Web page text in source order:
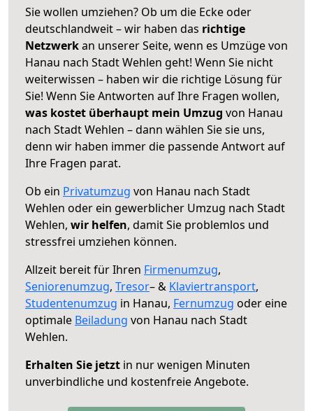
Sie wollen umziehen? Ob um die Ecke oder
deutschlandweit – wir haben das richtige
Netzwerkan unserer Seite, wenn es Umzüge von
Hanau nach Stadt Wehlen geht! Wenn Sie nicht
weiterwissen – haben wir die richtige Lösung für
Sie! Wenn Sie Antworten auf Ihre Fragen wollen,
was kostet überhaupt mein Umzug von Hanau
nach Stadt Wehlen – dann wählen Sie sie uns,
denn wir haben immer die passende Antwort auf
Ihre Fragen parat.
Ob ein Privatumzug von Hanau nach Stadt
Wehlen oder ein gewerblicher Umzug nach Stadt
Wehlen, wir helfen, damit Sie problemlos und
stressfrei umziehen können.
Allzeit bereit für Ihren Firmenumzug,
Seniorenumzug, Tresor– & Klaviertransport,
Studentenumzug in Hanau, Fernumzug oder eine
optimale Beiladung von Hanau nach Stadt
Wehlen.
Erhalten Sie jetzt in nur wenigen Minuten
unverbindliche und kostenfreie Angebote.